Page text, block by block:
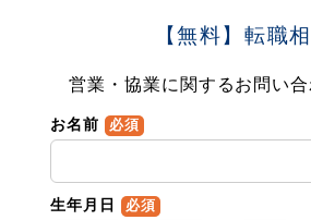
【無料】転職
営業・協業に関するお問い
お名前 必須
生年月日 必須